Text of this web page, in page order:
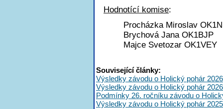
Hodnotící komise:
Procházka Miroslav
Brychová Jana OK1BJP
Majce Svetozar OK1VEY
Související články:
Výsledky závodu o Holický pohár
Výsledky závodu o Holický pohár 2026
Podmínky 26. ročníku závodu o
Výsledky závodu o Holický pohár 2025